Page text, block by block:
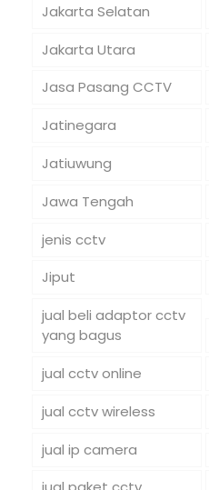
Jakarta Selatan
Jakarta Utara
Jasa Pasang CCTV
Jatinegara
Jatiuwung
Jawa Tengah
jenis cctv
Jiput
jual beli adaptor cctv
yang bagus
jual cctv online
jual cctv wireless
jual ip camera